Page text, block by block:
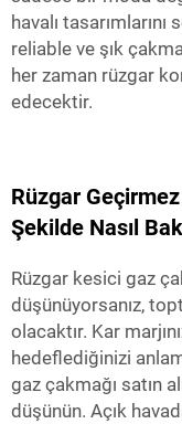
havalı
reliable ve şık
her zaman rüzgar
edecektir.
Rüzgar Geçirmez
Şekilde Nasıl
Rüzgar kesici gaz
düşünüyorsanız,
olacaktır. Kar
hedeflediğinizi
gaz çakmağı satın
düşünün. Açık